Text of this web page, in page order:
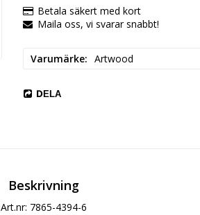
Betala säkert med kort
Maila oss, vi svarar snabbt!
Varumärke Artwood
DELA
Beskrivning
Art.nr: 7865-4394-6